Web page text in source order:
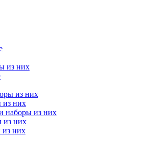
из них
из них
из них
наборы из них
из них
них